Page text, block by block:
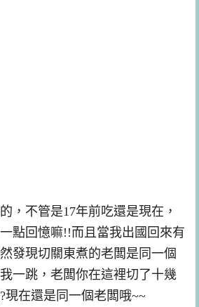
，不管是17年前吃還是現在，
點回憶嘛!!而且當我出國回來有
發現切關東煮的老闆是同一個
一跳，老闆你在這裡切了十幾
現在還是同一個老闆哦~~